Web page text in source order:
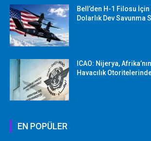
Bell’den H-1 Filosu
Dolarlık Dev Savunma
ICAO: Nijerya,
Havacılık
EN POPÜLER